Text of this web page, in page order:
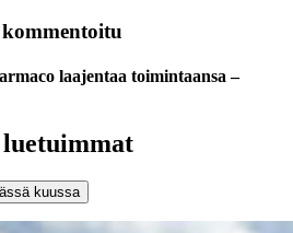
laajentaa toimintaansa –
luetuimmat
kuussa